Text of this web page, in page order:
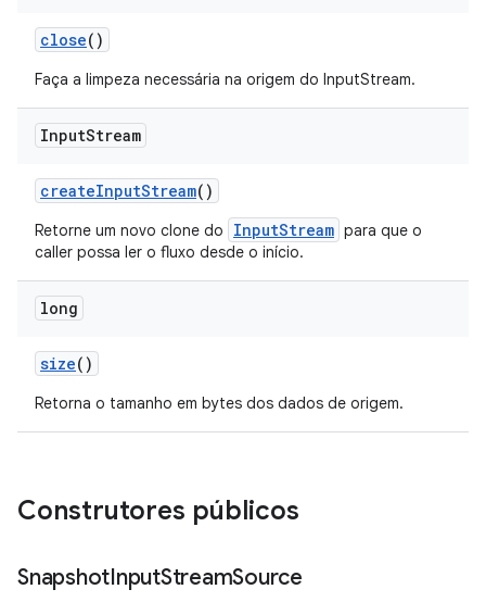
close()
Faça a limpeza necessária na origem do InputStream.
InputStream
createInputStream()
Retorne um novo clone do InputStream para que o
caller possa ler o fluxo desde o início.
long
size()
Retorna o tamanho em bytes dos dados de origem.
Construtores públicos
SnapshotInputStreamSource